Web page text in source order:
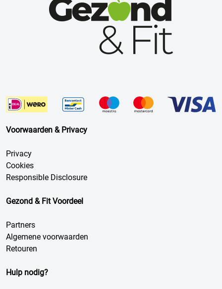
Voorwaarden & Privacy
Privacy
Cookies
Responsible Disclosure
Gezond & Fit Voordeel
Partners
Algemene voorwaarden
Retouren
Hulp nodig?